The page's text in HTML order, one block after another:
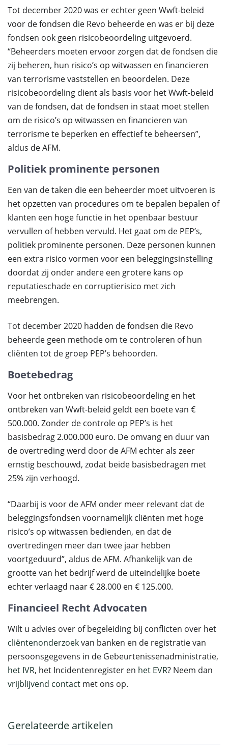
Tot december 2020 was er echter geen Wwft-beleid
voor de fondsen die Revo beheerde en was er bij deze
fondsen ook geen risicobeoordeling uitgevoerd.
“Beheerders moeten ervoor zorgen dat de fondsen die
zij beheren, hun risico’s op witwassen en financieren
van terrorisme vaststellen en beoordelen. Deze
risicobeoordeling dient als basis voor het Wwft-beleid
van de fondsen, dat de fondsen in staat moet stellen
om de risico’s op witwassen en financieren van
terrorisme te beperken en effectief te beheersen”,
aldus de AFM.
Politiek prominente personen
Een van de taken die een beheerder moet uitvoeren is
het opzetten van procedures om te bepalen bepalen of
klanten een hoge functie in het openbaar bestuur
vervullen of hebben vervuld. Het gaat om de PEP’s,
politiek prominente personen. Deze personen kunnen
een extra risico vormen voor een beleggingsinstelling
doordat zij onder andere een grotere kans op
reputatieschade en corruptierisico met zich
meebrengen.
Tot december 2020 hadden de fondsen die Revo
beheerde geen methode om te controleren of hun
cliënten tot de groep PEP’s behoorden.
Boetebedrag
Voor het ontbreken van risicobeoordeling en het
ontbreken van Wwft-beleid geldt een boete van €
500.000. Zonder de controle op PEP’s is het
basisbedrag 2.000.000 euro. De omvang en duur van
de overtreding werd door de AFM echter als zeer
ernstig beschouwd, zodat beide basisbedragen met
25% zijn verhoogd.
“Daarbij is voor de AFM onder meer relevant dat de
beleggingsfondsen voornamelijk cliënten met hoge
risico’s op witwassen bedienden, en dat de
overtredingen meer dan twee jaar hebben
voortgeduurd”, aldus de AFM. Afhankelijk van de
grootte van het bedrijf werd de uiteindelijke boete
echter verlaagd naar € 28.000 en € 125.000.
Financieel Recht Advocaten
Wilt u advies over of begeleiding bij conflicten over het
cliëntenonderzoekvan banken en de registratie van
persoonsgegevens in de Gebeurtenissenadministratie,
het IVR, het Incidentenregister en het EVR? Neem dan
vrijblijvend contact met ons op.
Gerelateerde artikelen